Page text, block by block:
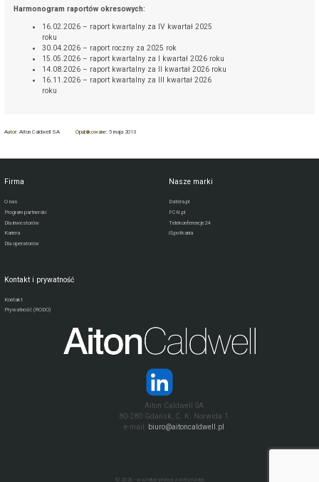
Harmonogram raportów okresowych:
16.02.2026 – raport kwartalny za IV kwartał 2025
roku
30.04.2026 – raport roczny za 2025 rok
15.05.2026 – raport kwartalny za I kwartał 2026 roku
14.08.2026 – raport kwartalny za II kwartał 2026 roku
16.11.2026 – raport kwartalny za III kwartał 2026
roku
Autor:Aiton Caldwell SA Opublikowane: 5 maja 2013
Firma
O nas
Program partnerski
Dla inwestorów
Kariera
Dla operatorów
Nasze marki
Datera.pl
FCN.pl
Telekonferencje24
iSpotkania
Kontakt i prywatność
Kontakt
Prywatność (RODO)
Aiton Caldwell SA
80-280 Gdańsk, C. K. Norwida 1
e-mail: biuro@aitoncaldwell.pl
© 2026 - wszelkie prawa zastrzeżone